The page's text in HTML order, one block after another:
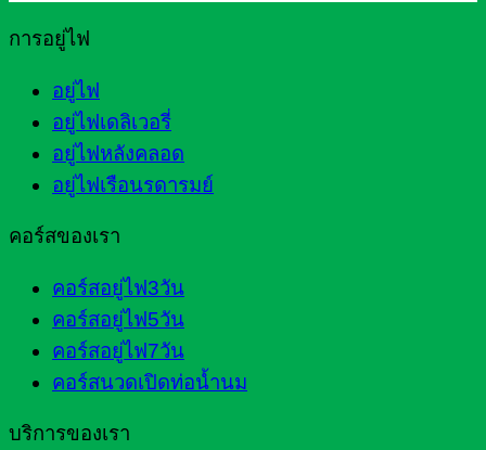
การอยู่ไฟ
อยู่ไฟ
อยู่ไฟเดลิเวอรี่
อยู่ไฟหลังคลอด
อยู่ไฟเรือนรดารมย์
คอร์สของเรา
คอร์สอยู่ไฟ3วัน
คอร์สอยู่ไฟ5วัน
คอร์สอยู่ไฟ7วัน
คอร์สนวดเปิดท่อน้ำนม
บริการของเรา